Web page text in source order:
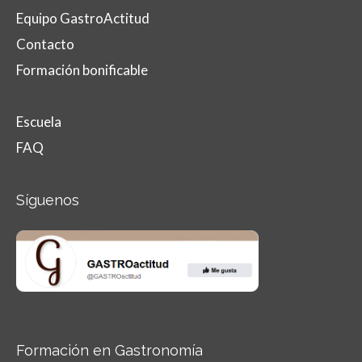
Equipo GastroActitud
Contacto
Formación bonificable
Escuela
FAQ
Síguenos
Formación en Gastronomía